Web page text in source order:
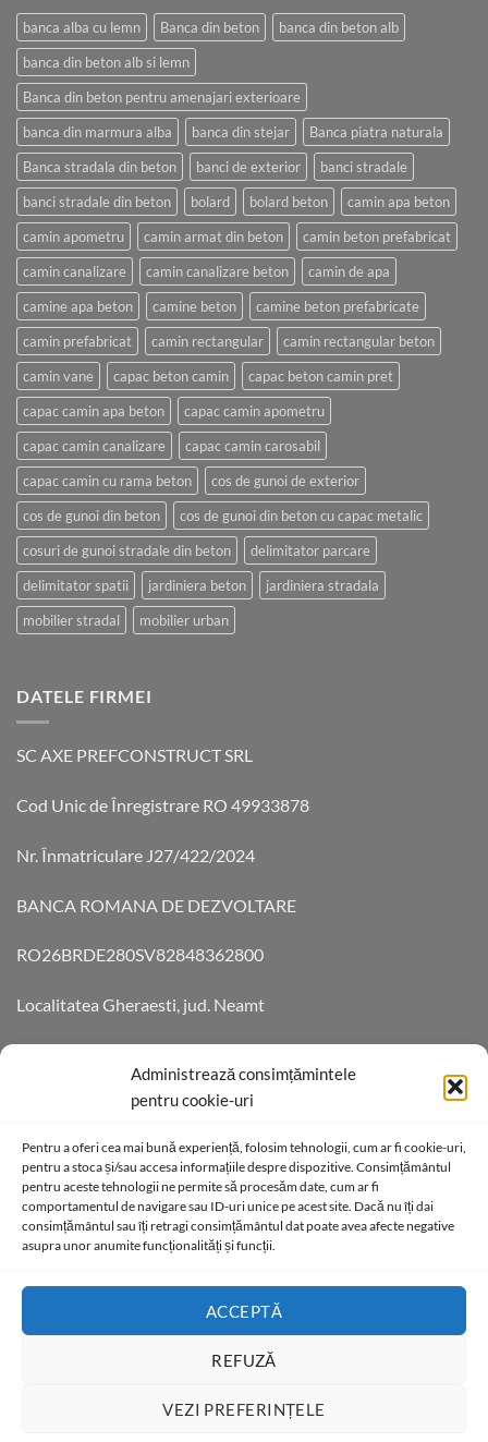
Administrează consimțămintele
pentru cookie-uri
Pentru a oferi cea mai bună experiență, folosim tehnologii, cum ar fi cookie-uri,
pentru a stoca și/sau accesa informațiile despre dispozitive. Consimțământul
pentru aceste tehnologii ne permite să procesăm date, cum ar fi
comportamentul de navigare sau ID-uri unice pe acest site. Dacă nu îți dai
consimțământul sau îți retragi consimțământul dat poate avea afecte negative
asupra unor anumite funcționalități și funcții.
ACCEPTĂ
REFUZĂ
VEZI PREFERINȚELE
banca alba cu lemn Banca din beton
banca din beton alb
banca din beton alb si lemn
Banca din beton pentru amenajari exterioare
banca din marmura alba
banca din stejar
Banca piatra naturala
Banca stradala din beton
banci de exterior
banci stradale
banci stradale din beton
bolard bolard beton
camin apa beton
camin apometru
camin armat din beton
camin beton prefabricat
camin canalizare
camin canalizare beton
camin de apa
camine apa beton
camine beton
camine beton prefabricate
camin prefabricat
camin rectangular
camin rectangular beton
camin vane
capac beton camin
capac beton camin pret
capac camin apa beton
capac camin apometru
capac camin canalizare
capac camin carosabil
capac camin cu rama beton
cos de gunoi de exterior
cos de gunoi din beton
cos de gunoi din beton cu capac metalic
cosuri de gunoi stradale din beton
delimitator parcare
delimitator spatii
jardiniera beton
jardiniera stradala
mobilier stradal
mobilier urban
DATELE FIRMEI
SC AXE PREFCONSTRUCT SRL
Cod Unic de Înregistrare RO 49933878
Nr. Înmatriculare J27/422/2024
BANCA ROMANA DE DEZVOLTARE
RO26BRDE280SV82848362800
Localitatea Gheraesti, jud. Neamt
Telefon +40761728077
contact@axeprefabricate.ro